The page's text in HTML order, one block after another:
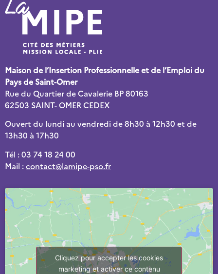
Maison de l’Insertion Professionnelle et de l’Emploi du
Pays de Saint-Omer
Rue du Quartier de Cavalerie BP 80163
62503 SAINT- OMER CEDEX
Ouvert du lundi au vendredi de 8h30 à 12h30 et de
13h30 à 17h30
Tél : 03 74 18 24 00
Mail :contact@lamipe-pso.fr
Cliquez pour accepter les cookies
marketing et activer ce contenu